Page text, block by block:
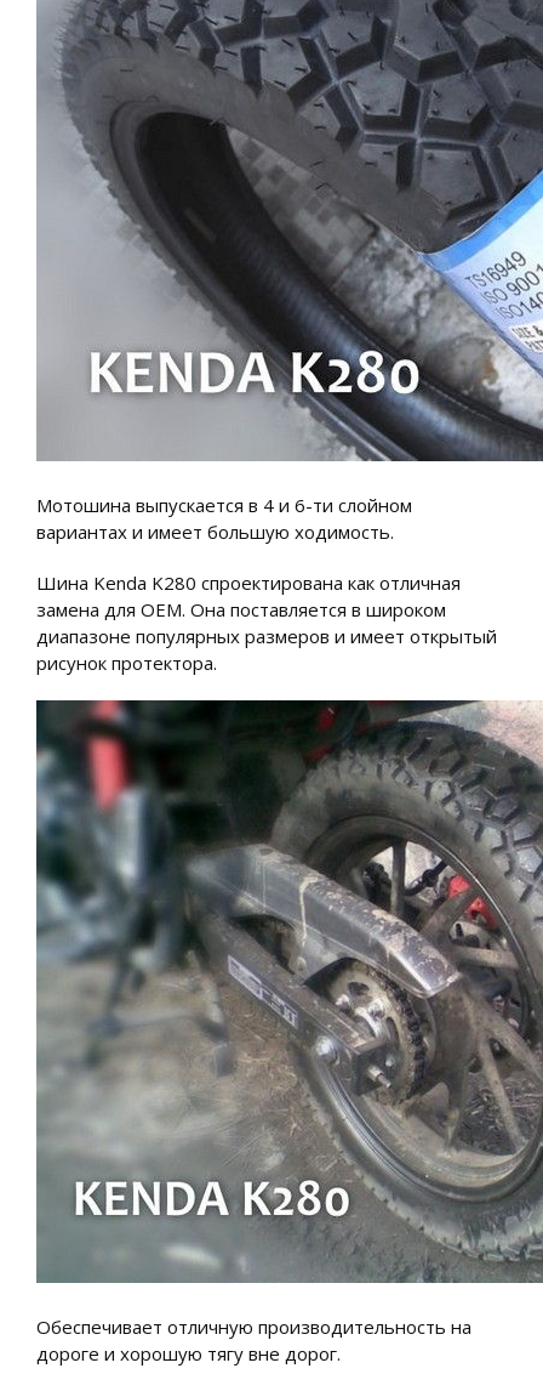
Мотошина выпускается в 4 и 6-ти слойном
вариантах и имеет большую ходимость.
Шина Kenda K280 спроектирована как отличная
замена для OEM. Она поставляется в широком
диапазоне популярных размеров и имеет открытый
рисунок протектора.
Обеспечивает отличную производительность на
дороге и хорошую тягу вне дорог.